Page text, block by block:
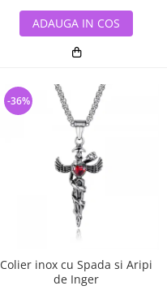
ADAUGA IN COS
Colier inox cu Spada si Aripi
de Inger
-36%